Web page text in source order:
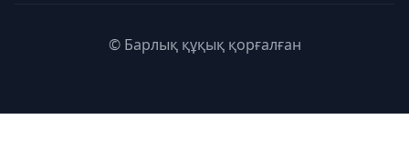
© Барлық құқық қорғалған